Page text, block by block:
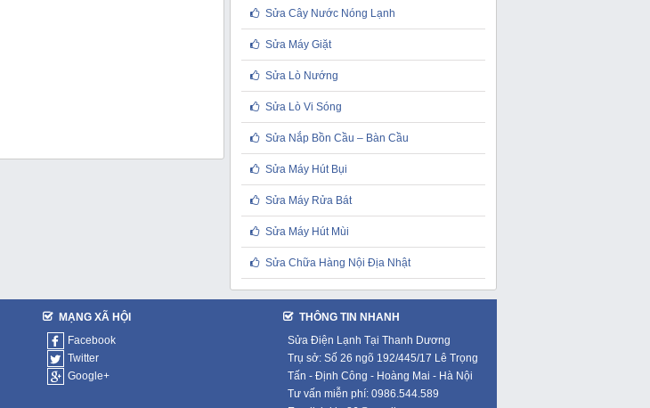
Sửa Cây Nước Nóng Lạnh
Sửa Máy Giặt
Sửa Lò Nướng
Sửa Lò Vi Sóng
Sửa Nắp Bồn Cầu – Bàn Cầu
Sửa Máy Hút Bụi
Sửa Máy Rửa Bát
Sửa Máy Hút Mùi
Sửa Chữa Hàng Nội Địa Nhật
MẠNG XÃ HỘI
Facebook
Twitter
Google+
THÔNG TIN NHANH
Sửa Điện Lạnh Tại Thanh Dương
Trụ sở: Số 26 ngõ 192/445/17 Lê Trọng
Tấn - Định Công - Hoàng Mai - Hà Nội
Tư vấn miễn phí: 0986.544.589